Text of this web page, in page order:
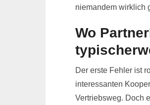
niemandem wirklich
Wo
Der erste Fehler ist
interessanten
Vertriebsweg. Doch